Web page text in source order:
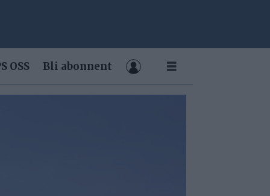
OSS Bli abonnent